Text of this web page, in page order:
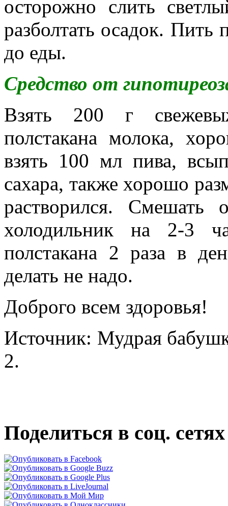
осторожно слить
разболтать осадок. Пить
до еды.
Средство от
Взять 200 г
полстакана молока,
взять 100 мл пива,
сахара, также хорошо
растворился. Смешать
холодильник на 2-3
полстакана 2 раза в
делать не надо.
Доброго всем здоровья!
Источник: Мудрая
2.
Поделиться в соц. сетях